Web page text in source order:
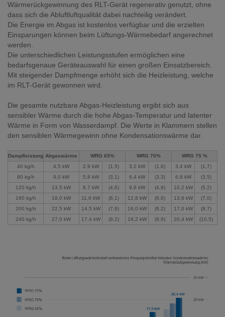
Wärmerückgewinnung des RLT-Gerät regenerativ genutzt, ohne
dass sich die Abluftluftqualität dabei nachteilig verändert.
Die Energie im Abgas ist kostenlos verfügbar und die erzielten
Einsparungen können beim Lüftungs-Wärmebedarf angerechnet
werden.
Die unterschiedlichen Leistungsstufen ermöglichen eine
bedarfsgenaue Geräteauswahl für einen großen Einsatzbereich.
Mit steigender Dampfmenge erhöht sich die Heizleistung, welche
im RLT-Gerät gewonnen wird.
Die gesamte nutzbare Abgas-Heizleistung ergibt sich aus
sensibler Wärme durch die hohe Abgas-Temperatur und latenter
Wärme in Form von Wasserdampf. Die Werte in Klammern stellen
den sensiblen Wärmegewinn ohne Kondensationswärme dar.
Dampfleistung Abgaswärme WRG 65% WRG 70%
WRG 75 %
40 kg/h
4,5 kW 2,9 kW (1,5) 3,2 kW (1,6) 3,4 kW
(1,7)
80 kg/h
9,0 kW 5,8 kW (3,1) 6,4 kW (3,3) 6,8 kW
(3,5)
120 kg/h
13,5 kW 8,7 kW (4,6) 9,6 kW (4,9) 10,2 kW
(5,2)
160 kg/h
18,0 kW 11,6 kW (6,1) 12,8 kW (6,6) 13,6 kW
(7,0)
200 kg/h
22,5 kW 14,5 kW (7,6) 16,0 kW (8,2) 17,0 kW
(8,7)
240 kg/h
27,0 kW 17,4 kW (9,2) 19,2 kW (9,9) 20,4 kW (10,5)